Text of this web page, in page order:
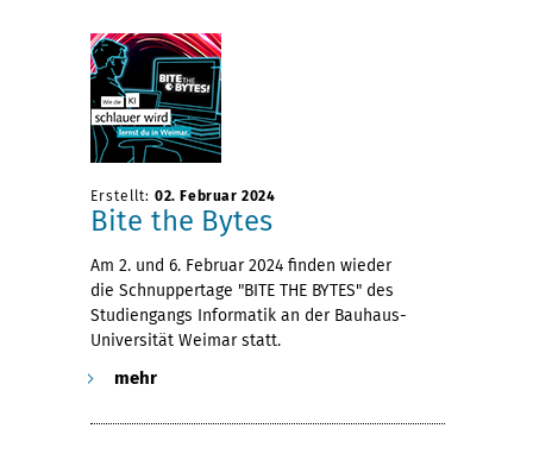
Erstellt: 02. Februar 2024
Bite the Bytes
Am 2. und 6. Februar 2024 finden wieder
die Schnuppertage "BITE THE BYTES" des
Studiengangs Informatik an der Bauhaus-
Universität Weimar statt.
mehr